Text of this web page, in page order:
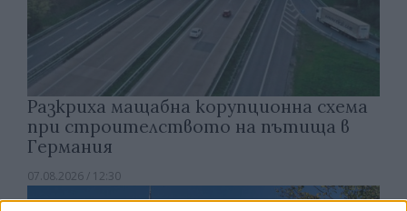
Разкриха мащабна корупционна схема
при строителството на пътища в
Германия
07.08.2026 / 12:30